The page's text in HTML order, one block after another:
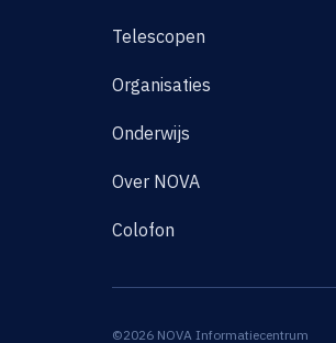
Telescopen
Organisaties
Onderwijs
Over NOVA
Colofon
©2026 NOVA Informatiecentrum